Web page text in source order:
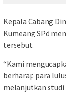
Kepala Cabang
Kumeang SPd
tersebut.
“Kami
berharap para
melanjutkan